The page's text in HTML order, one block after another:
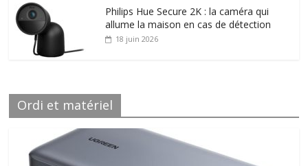
Philips Hue Secure 2K : la caméra qui
allume la maison en cas de détection
18 juin 2026
Ordi et matériel